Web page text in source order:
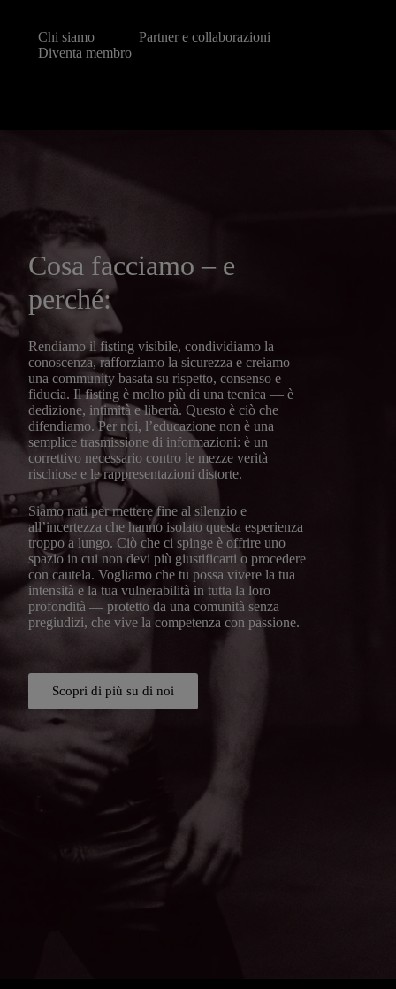
Chi siamo
Partner e collaborazioni
Diventa membro
Cosa facciamo – e
perché:
Rendiamo il fisting visibile, condividiamo la
conoscenza, rafforziamo la sicurezza e creiamo
una community basata su rispetto, consenso e
fiducia. Il fisting è molto più di una tecnica — è
dedizione, intimità e libertà. Questo è ciò che
difendiamo. Per noi, l’educazione non è una
semplice trasmissione di informazioni: è un
correttivo necessario contro le mezze verità
rischiose e le rappresentazioni distorte.
Siamo nati per mettere fine al silenzio e
all’incertezza che hanno isolato questa esperienza
troppo a lungo. Ciò che ci spinge è offrire uno
spazio in cui non devi più giustificarti o procedere
con cautela. Vogliamo che tu possa vivere la tua
intensità e la tua vulnerabilità in tutta la loro
profondità — protetto da una comunità senza
pregiudizi, che vive la competenza con passione.
Scopri di più su di noi